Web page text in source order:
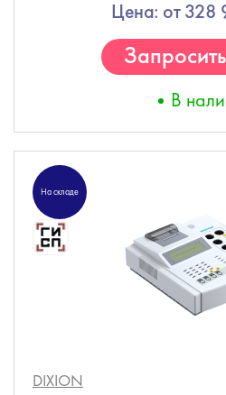
Цена: от 328
В
На складе
DIXION